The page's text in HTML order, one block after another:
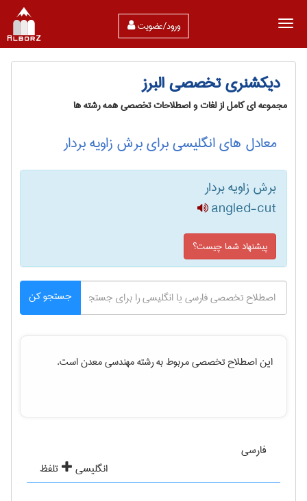
ورود/عضویت
دیکشنری تخصصی البرز
مجموعه ای کامل از لغات و اصطلاحات تخصصی همه رشته ها
معادل های انگلیسی برای برش زاویه بردار
برش زاویه بردار
angled-cut
پیشنهاد شما چیست؟
جستجو کن
این اصطلاح تخصصی مربوط به رشتهمهندسی معدناست.
فارسی
انگلیسی
تلفظ